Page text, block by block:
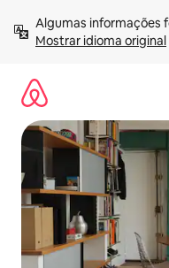
para
Mostrar idioma original